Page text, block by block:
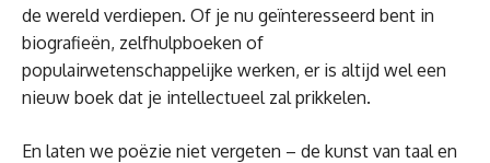
de wereld verdiepen. Of je nu geïnteresseerd bent in
biografieën, zelfhulpboeken of
populairwetenschappelijke werken, er is altijd wel een
nieuw boek dat je intellectueel zal prikkelen.
En laten we poëzie niet vergeten – de kunst van taal en